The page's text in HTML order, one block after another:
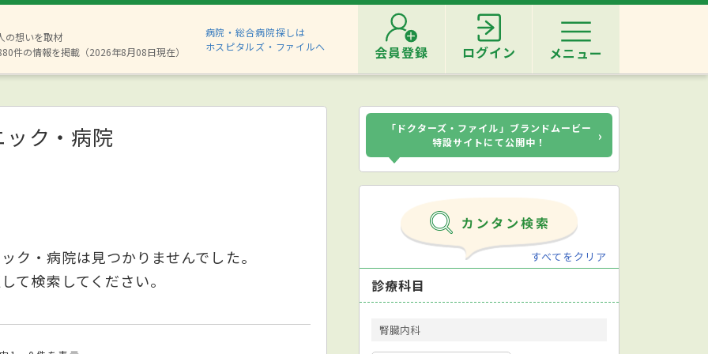
の想いを取材
件の情報を掲載（2026年8月08日現在）
病院・総合病院探しは
ホスピタルズ・ファイルへ
会員登録 ログイン メニュー
ク・病院
ク・病院は見つかりませんでした。
て検索してください。
「ドクターズ・ファイル」ブランドムービー
特設サイトにて公開中！
›
すべてをクリア
診療科目
腎臓内科